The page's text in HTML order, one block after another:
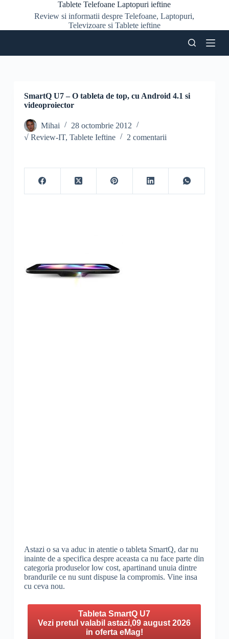
a
Tablete Telefoane Laptopuri ieftine
Review si informatii despre Telefoane, Laptopuri,
Televizoare si Tablete ieftine
SmartQ U7 – O tableta de top, cu Android 4.1 si
videoproiector
Mihai
28 octombrie 2012
√ Review-IT, Tablete Ieftine 2 comentarii
Astazi o sa va aduc in atentie o tableta SmartQ, dar nu
inainte de a specifica despre aceasta ca nu face parte din
categoria produselor low cost, apartinand unuia dintre
brandurile ce nu sunt dispuse la compromis. Vine insa
cu ceva nou.
Tableta SmartQ U7
Vezi pretul valabil astazi,09 august 2026
in oferta eMag!